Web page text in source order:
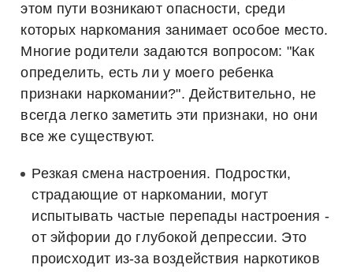
этом пути возникают опасности, среди
которых наркомания занимает особое место.
Многие родители задаются вопросом: "Как
определить, есть ли у моего ребенка
признаки наркомании?". Действительно, не
всегда легко заметить эти признаки, но они
все же существуют.
Резкая смена настроения. Подростки,
страдающие от наркомании, могут
испытывать частые перепады настроения -
от эйфории до глубокой депрессии. Это
происходит из-за воздействия наркотиков